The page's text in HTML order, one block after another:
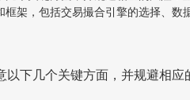
架，包括交易撮合引擎的选择、数
下几个关键方面，并规避相应